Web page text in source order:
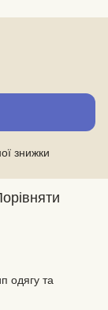
знижки
одягу та